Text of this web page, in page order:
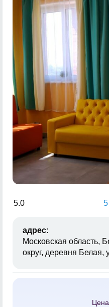
5.0
адрес:
Московская область,
округ, деревня Белая,
Цена